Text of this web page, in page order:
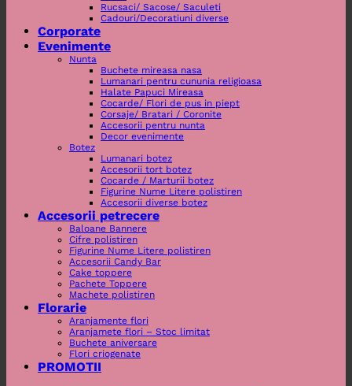
Rucsaci/ Sacose/ Saculeti
Cadouri/Decoratiuni diverse
Corporate
Evenimente
Nunta
Buchete mireasa nasa
Lumanari pentru cununia religioasa
Halate Papuci Mireasa
Cocarde/ Flori de pus in piept
Corsaje/ Bratari / Coronite
Accesorii pentru nunta
Decor evenimente
Botez
Lumanari botez
Accesorii tort botez
Cocarde / Marturii botez
Figurine Nume Litere polistiren
Accesorii diverse botez
Accesorii petrecere
Baloane Bannere
Cifre polistiren
Figurine Nume Litere polistiren
Accesorii Candy Bar
Cake toppere
Pachete Toppere
Machete polistiren
Florarie
Aranjamente flori
Aranjamete flori – Stoc limitat
Buchete aniversare
Flori criogenate
PROMOTII